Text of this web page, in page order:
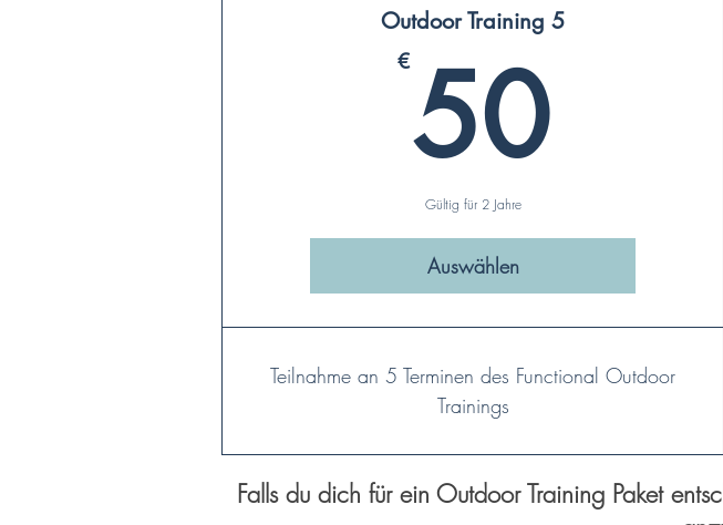
Outdoor Training 5
€5050€
Gültig für 2 Jahre
Auswählen
Teilnahme an 5 Terminen des Functional Outdoor
Trainings
Falls du dich für ein Outdoor Training Paket